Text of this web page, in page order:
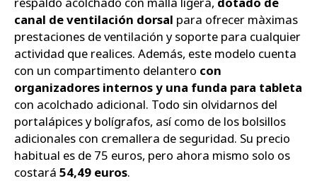
canal de ventilación dorsal para ofrecer màximas
prestaciones de ventilación y soporte para cualquier
actividad que realices. Además, este modelo cuenta
con un compartimento delantero con
organizadores internos y una funda para tableta
con acolchado adicional. Todo sin olvidarnos del
portalápices y bolígrafos, así como de los bolsillos
adicionales con cremallera de seguridad. Su precio
habitual es de 75 euros, pero ahora mismo solo os
costará 54,49 euros.